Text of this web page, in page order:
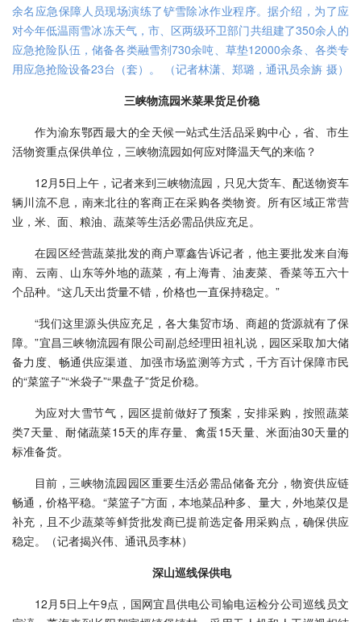
余名应急保障人员现场演练了铲雪除冰作业程序。据介绍，为了应
对今年低温雨雪冰冻天气，市、区两级环卫部门共组建了350余人的
应急抢险队伍，储备各类融雪剂730余吨、草垫12000余条、各类专
用应急抢险设备23台（套）。 （记者林潇、郑璐，通讯员余旃 摄）
三峡物流园米菜果货足价稳
作为渝东鄂西最大的全天候一站式生活品采购中心，省、市生
活物资重点保供单位，三峡物流园如何应对降温天气的来临？
12月5日上午，记者来到三峡物流园，只见大货车、配送物资车
辆川流不息，南来北往的客商正在采购各类物资。所有区域正常营
业，米、面、粮油、蔬菜等生活必需品供应充足。
在园区经营蔬菜批发的商户覃鑫告诉记者，他主要批发来自海
南、云南、山东等外地的蔬菜，有上海青、油麦菜、香菜等五六十
个品种。“这几天出货量不错，价格也一直保持稳定。”
“我们这里源头供应充足，各大集贸市场、商超的货源就有了保
障。”宜昌三峡物流园有限公司副总经理田祖礼说，园区采取加大储
备力度、畅通供应渠道、加强市场监测等方式，千方百计保障市民
的“菜篮子”“米袋子”“果盘子”货足价稳。
为应对大雪节气，园区提前做好了预案，安排采购，按照蔬菜
类7天量、耐储蔬菜15天的库存量、禽蛋15天量、米面油30天量的
标准备货。
目前，三峡物流园园区重要生活必需品储备充分，物资供应链
畅通，价格平稳。“菜篮子”方面，本地菜品种多、量大，外地菜仅是
补充，且不少蔬菜等鲜货批发商已提前选定备用采购点，确保供应
稳定。（记者揭兴伟、通讯员李林）
深山巡线保供电
12月5日上午9点，国网宜昌供电公司输电运检分公司巡线员文